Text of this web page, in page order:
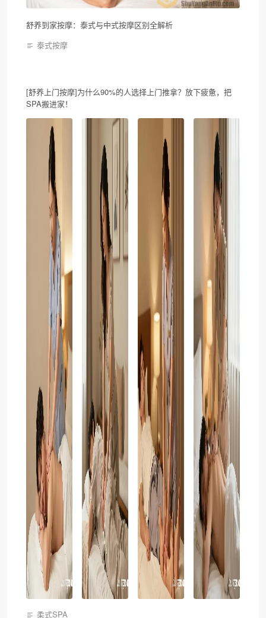
舒养到家按摩：泰式与中式按摩区别全解析
泰式按摩
[舒养上门按摩]为什么90%的人选择上门推拿？放下疲惫，把
SPA搬进家！
柔式SPA